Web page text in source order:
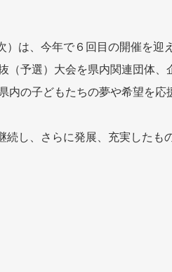
は、今年で６回目の開催を
予選）大会を県内関連団体、
の子どもたちの夢や希望を応
し、さらに発展、充実したも